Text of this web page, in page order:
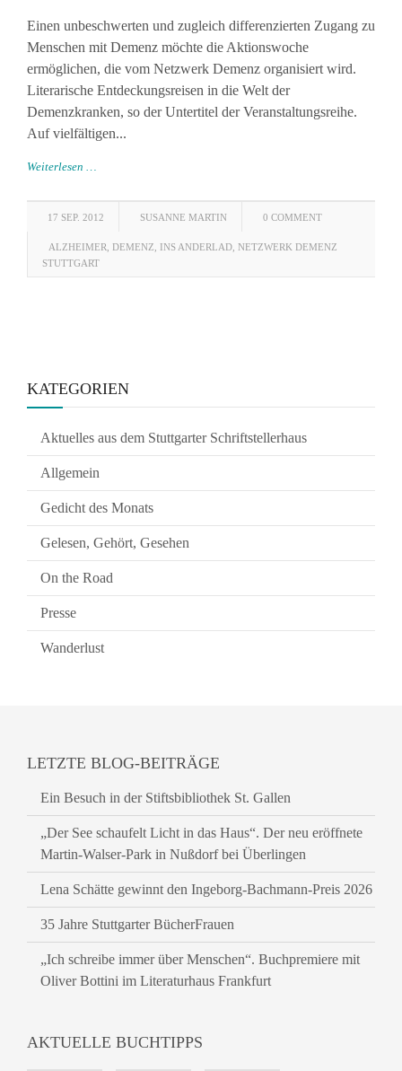
Einen unbeschwerten und zugleich differenzierten Zugang zu
Menschen mit Demenz möchte die Aktionswoche
ermöglichen, die vom Netzwerk Demenz organisiert wird.
Literarische Entdeckungsreisen in die Welt der
Demenzkranken, so der Untertitel der Veranstaltungsreihe.
Auf vielfältigen...
Weiterlesen …
17 SEP. 2012 SUSANNE MARTIN 0 COMMENT
ALZHEIMER DEMENZ INS ANDERLAD NETZWERK DEMENZ
STUTTGART
KATEGORIEN
Aktuelles aus dem Stuttgarter Schriftstellerhaus
Allgemein
Gedicht des Monats
Gelesen, Gehört, Gesehen
On the Road
Presse
Wanderlust
LETZTE BLOG-BEITRÄGE
Ein Besuch in der Stiftsbibliothek St. Gallen
„Der See schaufelt Licht in das Haus“. Der neu eröffnete
Martin-Walser-Park in Nußdorf bei Überlingen
Lena Schätte gewinnt den Ingeborg-Bachmann-Preis 2026
35 Jahre Stuttgarter BücherFrauen
„Ich schreibe immer über Menschen“. Buchpremiere mit
Oliver Bottini im Literaturhaus Frankfurt
AKTUELLE BUCHTIPPS